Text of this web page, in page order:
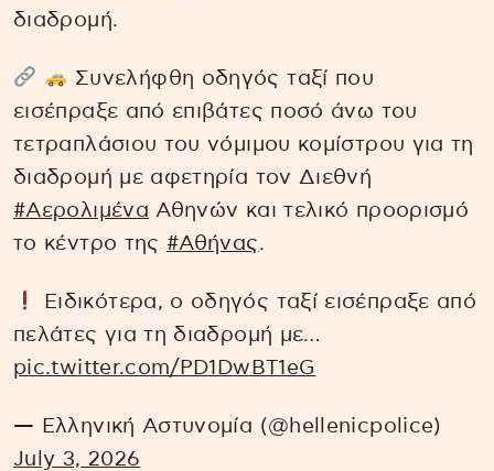
διαδρομή.
Συνελήφθη οδηγός ταξί που
εισέπραξε από επιβάτες ποσό άνω του
τετραπλάσιου του νόμιμου κομίστρου για τη
διαδρομή με αφετηρία τον Διεθνή
#Αερολιμένα Αθηνών και τελικό προορισμό
το κέντρο της #Αθήνας.
Ειδικότερα, ο οδηγός ταξί εισέπραξε από
πελάτες για τη διαδρομή με…
pic.twitter.com/PD1DwBT1eG
— Ελληνική Αστυνομία (@hellenicpolice)
July 3, 2026